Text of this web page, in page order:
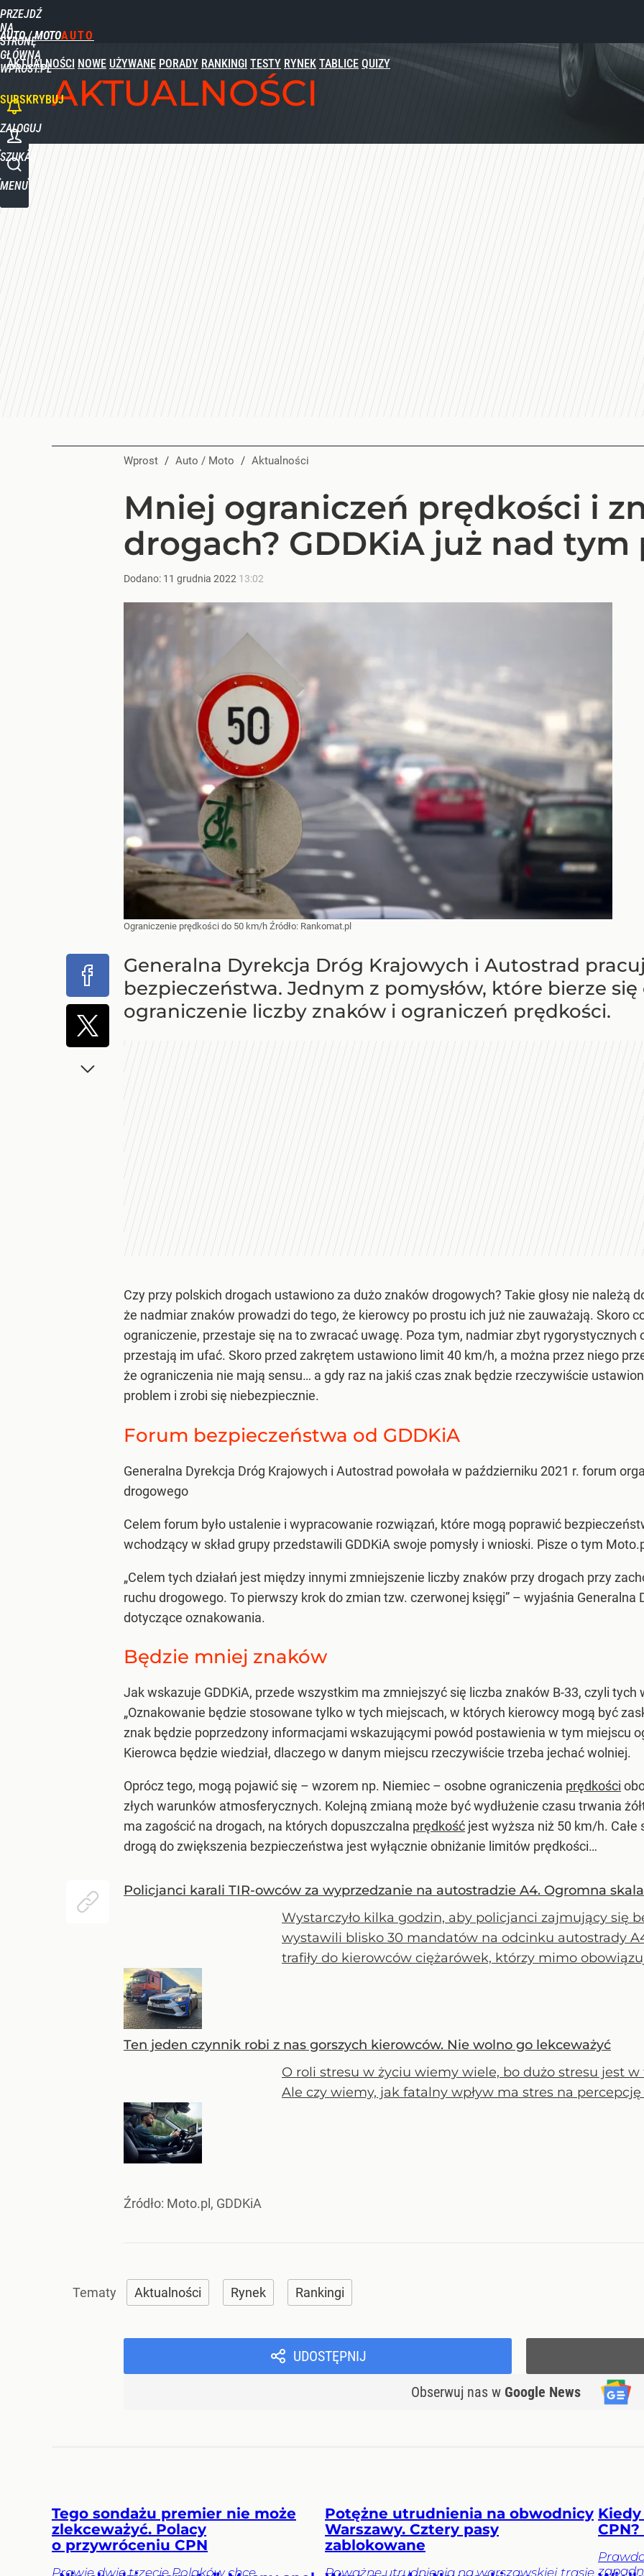
PRZEJDŹ
NA
STRONĘ
GŁÓWNĄ
WPROST.PL
AUTO / MOTO
AKTUALNOŚCI NOWE UŻYWANE PORADY RANKINGI TESTY RYNEK TABLICE QUIZY
SUBSKRYBUJ
ZALOGUJ
SZUKAJ
MENU
AKTUALNOŚCI
Wprost / Auto / Moto / Aktualności
Mniej ograniczeń prędkości i
drogach? GDDKiA już nad tym
Dodano: 11 grudnia 2022 13:02
Ograniczenie prędkości do 50 km/h Źródło: Rankomat.pl
Generalna Dyrekcja Dróg Krajowych i Autostrad
bezpieczeństwa. Jednym z pomysłów, które bierze
ograniczenie liczby znaków i ograniczeń prędkości.
Czy przy polskich drogach ustawiono za dużo znaków drogowych? Takie głosy nie należą
że nadmiar znaków prowadzi do tego, że kierowcy po prostu ich już nie zauważają. Skoro
ograniczenie, przestaje się na to zwracać uwagę. Poza tym, nadmiar zbyt
przestają im ufać. Skoro przed zakrętem ustawiono limit 40 km/h, a można przez niego
że ograniczenia nie mają sensu… a gdy raz na jakiś czas znak będzie rzeczywiście
problem i zrobi się niebezpiecznie.
Forum bezpieczeństwa od GDDKiA
Generalna Dyrekcja Dróg Krajowych i Autostrad powołała w październiku 2021 r. forum
drogowego
Celem forum było ustalenie i wypracowanie rozwiązań, które mogą poprawić
wchodzący w skład grupy przedstawili GDDKiA swoje pomysły i wnioski. Pisze o tym
„Celem tych działań jest między innymi zmniejszenie liczby znaków przy drogach przy
ruchu drogowego. To pierwszy krok do zmian tzw. czerwonej księgi” – wyjaśnia
dotyczące oznakowania.
Będzie mniej znaków
Jak wskazuje GDDKiA, przede wszystkim ma zmniejszyć się liczba znaków B-33, czyli
„Oznakowanie będzie stosowane tylko w tych miejscach, w których kierowcy mogą być
znak będzie poprzedzony informacjami wskazującymi powód postawienia w tym miejscu
Kierowca będzie wiedział, dlaczego w danym miejscu rzeczywiście trzeba jechać wolniej.
Oprócz tego, mogą pojawić się – wzorem np. Niemiec – osobne ograniczenia prędkości
złych warunków atmosferycznych. Kolejną zmianą może być wydłużenie czasu trwania
ma zagościć na drogach, na których dopuszczalna prędkość jest wyższa niż 50 km/h. Całe
drogą do zwiększenia bezpieczeństwa jest wyłącznie obniżanie limitów prędkości…
Policjanci karali TIR-owców za wyprzedzanie na autostradzie A4. Ogromna
Wystarczyło kilka godzin, aby policjanci zajmujący się
wystawili blisko 30 mandatów na odcinku autostrady
trafiły do kierowców ciężarówek, którzy mimo
Ten jeden czynnik robi z nas gorszych kierowców. Nie wolno go lekceważyć
O roli stresu w życiu wiemy wiele, bo dużo stresu jest
Ale czy wiemy, jak fatalny wpływ ma stres na
Źródło: Moto.pl, GDDKiA
Aktualności Rynek Rankingi
UDOSTĘPNIJ
Obserwuj nas w Google News
Tego sondażu premier nie może
zlekceważyć. Polacy
o przywróceniu CPN
Prawie dwie trzecie Polaków chce
Potężne utrudnienia na obwodnicy
Warszawy. Cztery pasy
zablokowane
Poważne utrudnienia na warszawskiej trasie